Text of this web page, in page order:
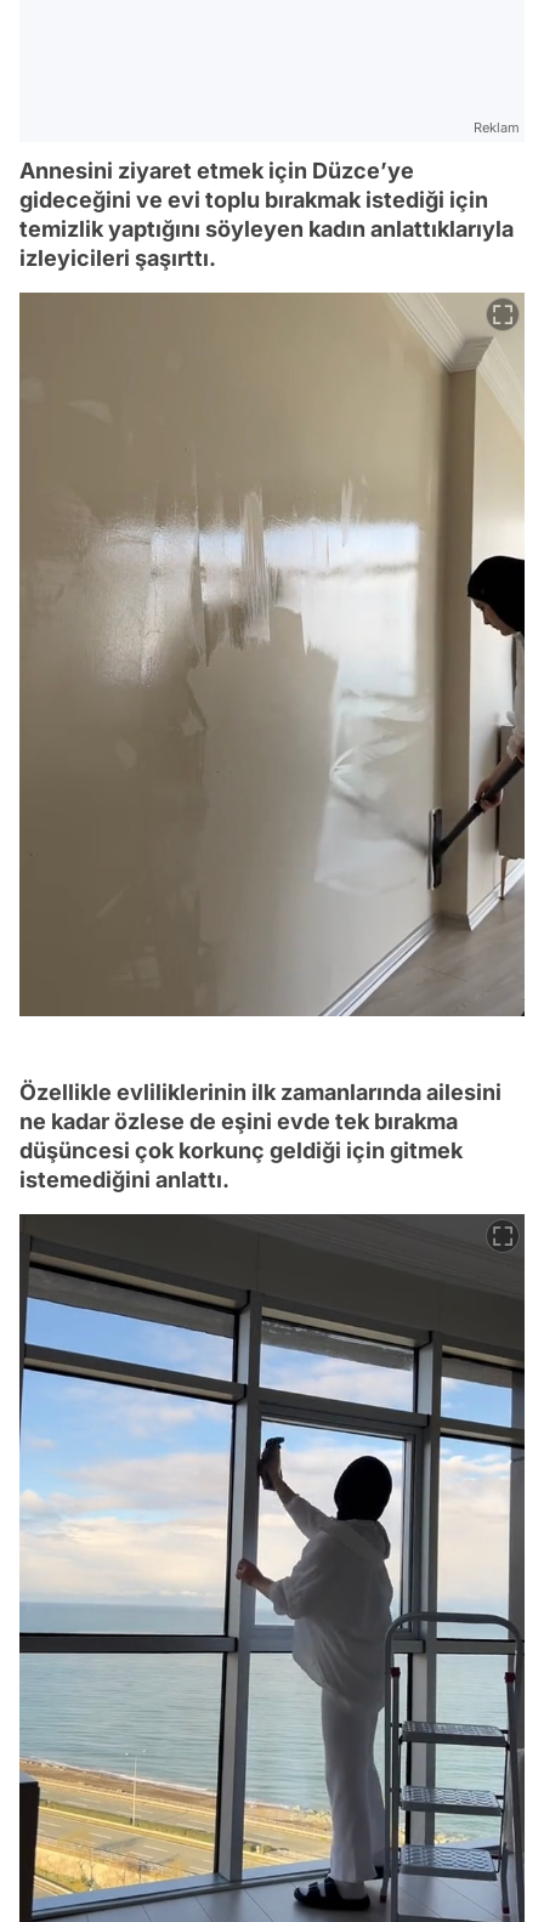
Reklam
Annesini ziyaret etmek için Düzce’ye
gideceğini ve evi toplu bırakmak istediği için
temizlik yaptığını söyleyen kadın anlattıklarıyla
izleyicileri şaşırttı.
Özellikle evliliklerinin ilk zamanlarında ailesini
ne kadar özlese de eşini evde tek bırakma
düşüncesi çok korkunç geldiği için gitmek
istemediğini anlattı.